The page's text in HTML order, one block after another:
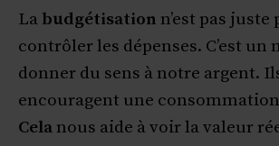
La budgétisation n’est pas juste
contrôler les dépenses. C’est un
donner du sens à notre argent.
encouragent une
Cela nous aide à voir la valeur